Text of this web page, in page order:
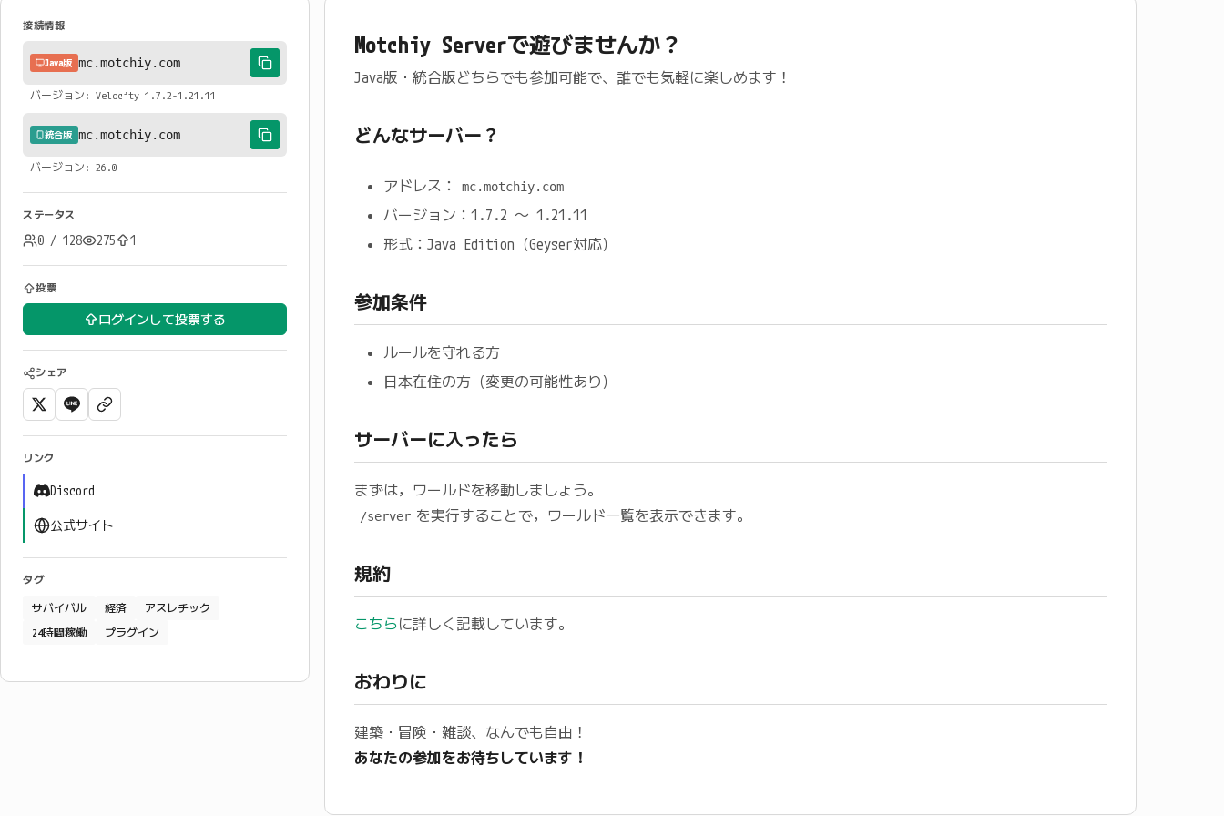
接続情報
Java版 mc.motchiy.com
バージョン: Velocity 1.7.2-1.21.11
統合版 mc.motchiy.com
バージョン: 26.0
ステータス
0 / 128 275 1
投票
ログインして投票する
シェア
リンク
Discord
公式サイト
タグ
サバイバル 経済
アスレチック
24時間稼働
プラグイン
Motchiy Serverで遊びませんか？
Java版・統合版どちらでも参加可能で、誰でも気軽に楽しめます！
どんなサーバー？
アドレス： mc.motchiy.com
バージョン：1.7.2 ～ 1.21.11
形式：Java Edition（Geyser対応）
参加条件
ルールを守れる方
日本在住の方（変更の可能性あり）
サーバーに入ったら
まずは，ワールドを移動しましょう。
/server を実行することで，ワールド一覧を表示できます。
規約
こちらに詳しく記載しています。
おわりに
建築・冒険・雑談、なんでも自由！
あなたの参加をお待ちしています！